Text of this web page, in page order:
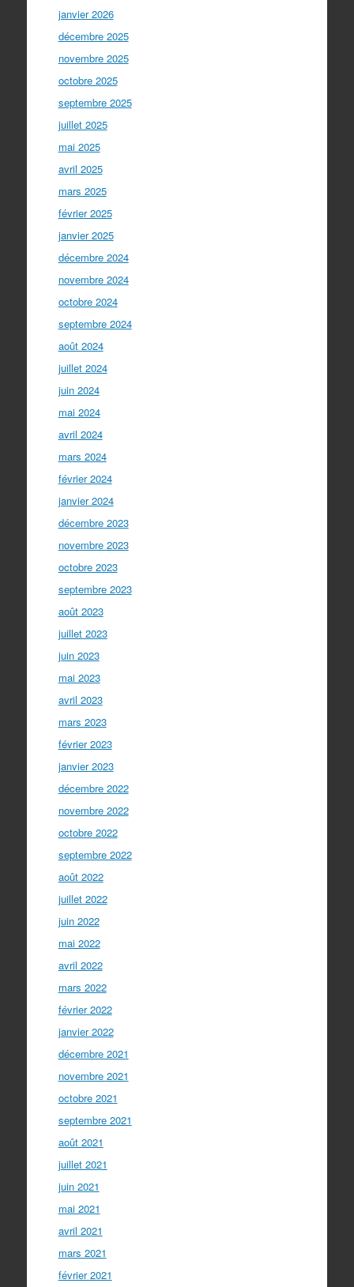
janvier 2026
décembre 2025
novembre 2025
octobre 2025
septembre 2025
juillet 2025
mai 2025
avril 2025
mars 2025
février 2025
janvier 2025
décembre 2024
novembre 2024
octobre 2024
septembre 2024
août 2024
juillet 2024
juin 2024
mai 2024
avril 2024
mars 2024
février 2024
janvier 2024
décembre 2023
novembre 2023
octobre 2023
septembre 2023
août 2023
juillet 2023
juin 2023
mai 2023
avril 2023
mars 2023
février 2023
janvier 2023
décembre 2022
novembre 2022
octobre 2022
septembre 2022
août 2022
juillet 2022
juin 2022
mai 2022
avril 2022
mars 2022
février 2022
janvier 2022
décembre 2021
novembre 2021
octobre 2021
septembre 2021
août 2021
juillet 2021
juin 2021
mai 2021
avril 2021
mars 2021
février 2021